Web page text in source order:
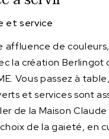
et service
affluence de
la création Berlingot
Vous passez à
et services sont
de la Maison Claude
de la gaieté, en